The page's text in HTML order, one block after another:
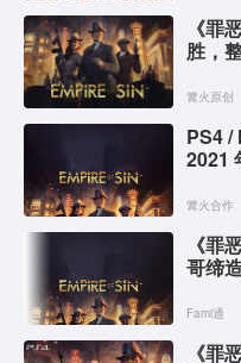
《罪
胜，
篝火原创
PS4 /
2021
篝火合作
《罪
哥缔
Fami通
《罪